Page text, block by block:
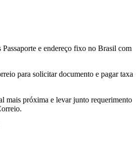
Passaporte e endereço fixo no Brasil com
para solicitar documento e pagar taxa
mais próxima e levar junto requerimento